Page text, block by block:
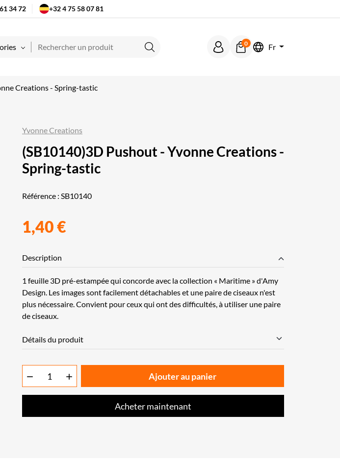
34 72 +32 4 75 58 07 81
Rechercher
0 Fr
Creations - Spring-tastic
Yvonne Creations
(SB10140)3D Pushout - Yvonne Creations -
Spring-tastic
Référence : SB10140
1,40 €
Description
1 feuille 3D pré-estampée qui concorde avec la collection « Maritime » d'Amy
Design. Les images sont facilement détachables et une paire de ciseaux n'est
plus nécessaire. Convient pour ceux qui ont des difficultés, à utiliser une paire
de ciseaux.
Détails du produit
  Ajouter au panier
Acheter maintenant